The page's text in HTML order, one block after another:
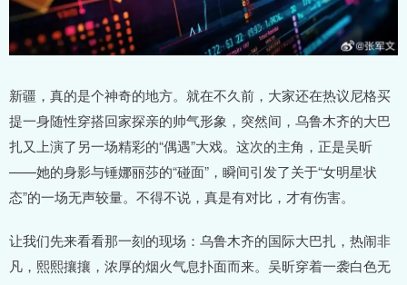
新疆，真的是个神奇的地方。就在不久前，大家还在热议尼格买
提一身随性穿搭回家探亲的帅气形象，突然间，乌鲁木齐的大巴
扎又上演了另一场精彩的“偶遇”大戏。这次的主角，正是吴昕
——她的身影与锤娜丽莎的“碰面”，瞬间引发了关于“女明星状
态”的一场无声较量。不得不说，真是有对比，才有伤害。
让我们先来看看那一刻的现场：乌鲁木齐的国际大巴扎，热闹非
凡，熙熙攘攘，浓厚的烟火气息扑面而来。吴昕穿着一袭白色无